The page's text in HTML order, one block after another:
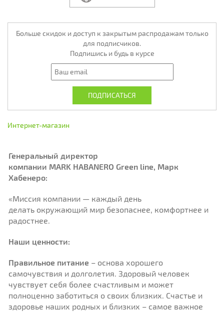
Больше скидок и доступ к закрытым распродажам только
для подписчиков.
Подпишись и будь в курсе
Интернет-магазин
Генеральный директор
компании MARK HABANERO Green line, Марк
Хабенеро:
«Миссия компании — каждый день
делать окружающий мир безопаснее, комфортнее и
радостнее.
Наши ценности:
Правильное питание – основа хорошего
самочувствия и долголетия. Здоровый человек
чувствует себя более счастливым и может
полноценно заботиться о своих близких. Счастье и
здоровье наших родных и близких – самое важное